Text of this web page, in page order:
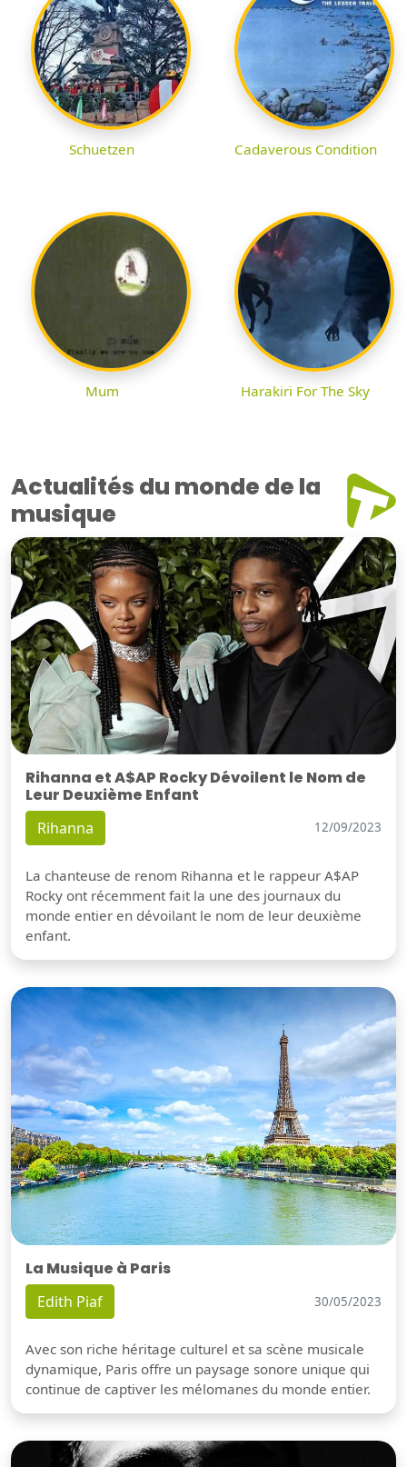
Schuetzen Cadaverous Condition
Mum Harakiri For The Sky
Actualités du monde de la
musique
Rihanna et A$AP Rocky Dévoilent le Nom de
Leur Deuxième Enfant
Rihanna 12/09/2023
La chanteuse de renom Rihanna et le rappeur A$AP
Rocky ont récemment fait la une des journaux du
monde entier en dévoilant le nom de leur deuxième
enfant.
La Musique à Paris
Edith Piaf 30/05/2023
Avec son riche héritage culturel et sa scène musicale
dynamique, Paris offre un paysage sonore unique qui
continue de captiver les mélomanes du monde entier.